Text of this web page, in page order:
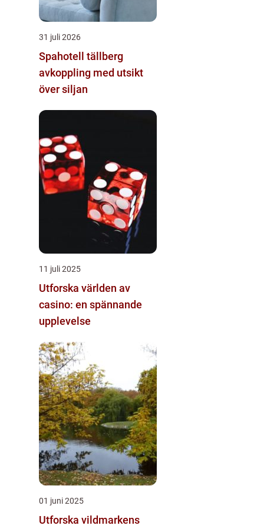
31 juli 2026
Spahotell tällberg
avkoppling med utsikt
över siljan
11 juli 2025
Utforska världen av
casino: en spännande
upplevelse
01 juni 2025
Utforska vildmarkens